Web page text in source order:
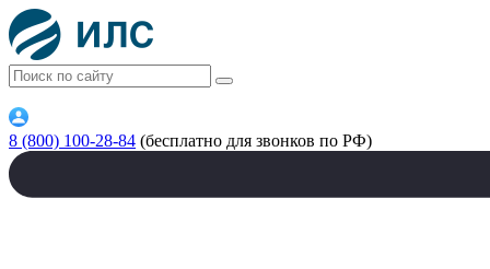
8 (800) 100-28-84 (бесплатно для звонков по РФ)